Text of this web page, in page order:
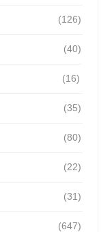
(126)
(40)
(16)
(35)
(80)
(22)
(31)
(647)